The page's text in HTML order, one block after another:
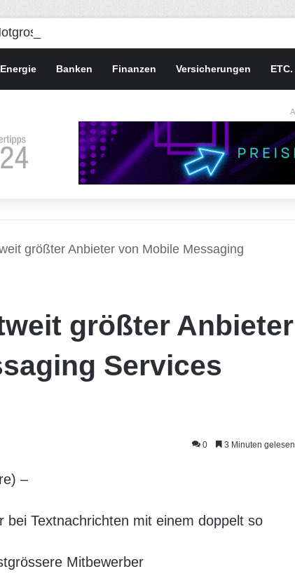
Energie Banken Finanzen Versicherungen ETC.
größter Anbieter von Mobile Messaging
größter Anbieter
Services
0 3 Minuten gelesen
–
Textnachrichten mit einem doppelt so
Mitbewerber